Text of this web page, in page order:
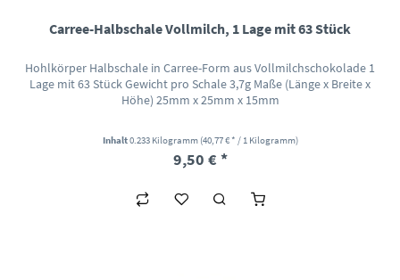
Carree-Halbschale Vollmilch, 1 Lage mit 63 Stück
Hohlkörper Halbschale in Carree-Form aus Vollmilchschokolade 1
Lage mit 63 Stück Gewicht pro Schale 3,7g Maße (Länge x Breite x
Höhe) 25mm x 25mm x 15mm
Inhalt0.233 Kilogramm (40,77 € * / 1 Kilogramm)
9,50 € *